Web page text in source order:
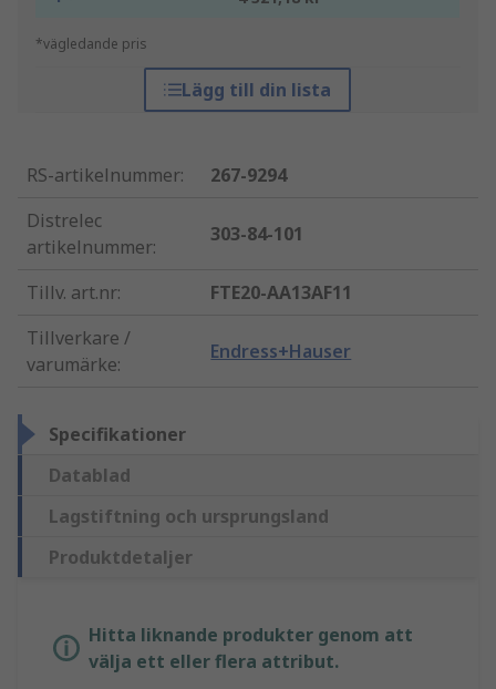
*vägledande pris
Lägg till din lista
RS-artikelnummer:
267-9294
Distrelec
artikelnummer:
303-84-101
Tillv. art.nr:
FTE20-AA13AF11
Tillverkare /
varumärke:
Endress+Hauser
Specifikationer
Datablad
Lagstiftning och ursprungsland
Produktdetaljer
Hitta liknande produkter genom att
välja ett eller flera attribut.